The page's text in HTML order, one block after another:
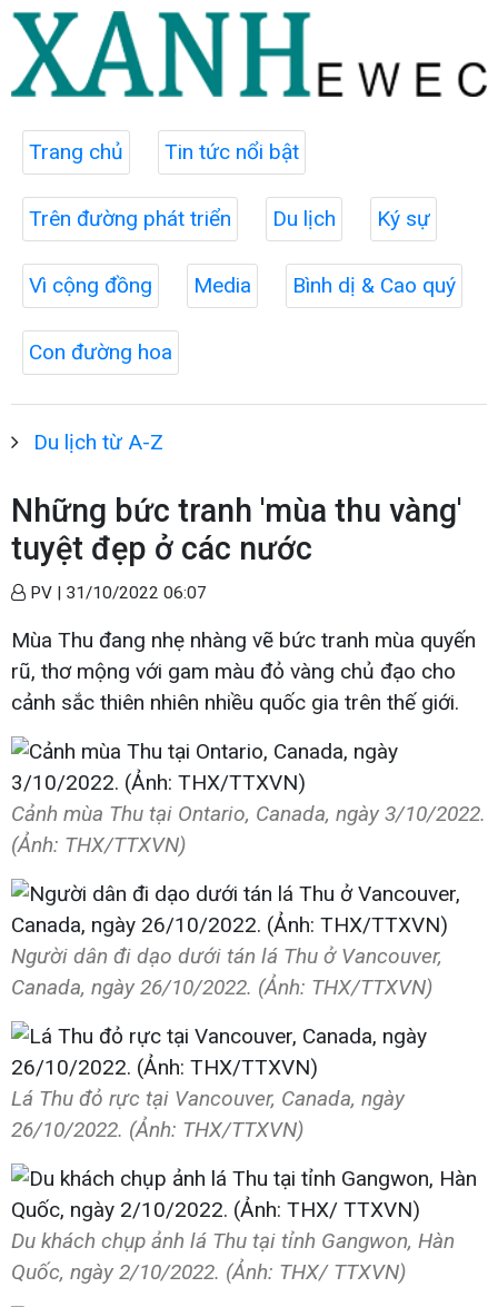
Trang chủ Tin tức nổi bật
Trên đường phát triển Du lịch Ký sự
Vì cộng đồng Media Bình dị & Cao quý
Con đường hoa
Du lịch từ A-Z
Những bức tranh 'mùa thu vàng'
tuyệt đẹp ở các nước
PV | 31/10/2022 06:07
Mùa Thu đang nhẹ nhàng vẽ bức tranh mùa quyến
rũ, thơ mộng với gam màu đỏ vàng chủ đạo cho
cảnh sắc thiên nhiên nhiều quốc gia trên thế giới.
Cảnh mùa Thu tại Ontario, Canada, ngày 3/10/2022.
(Ảnh: THX/TTXVN)
Người dân đi dạo dưới tán lá Thu ở Vancouver,
Canada, ngày 26/10/2022. (Ảnh: THX/TTXVN)
Lá Thu đỏ rực tại Vancouver, Canada, ngày
26/10/2022. (Ảnh: THX/TTXVN)
Du khách chụp ảnh lá Thu tại tỉnh Gangwon, Hàn
Quốc, ngày 2/10/2022. (Ảnh: THX/ TTXVN)